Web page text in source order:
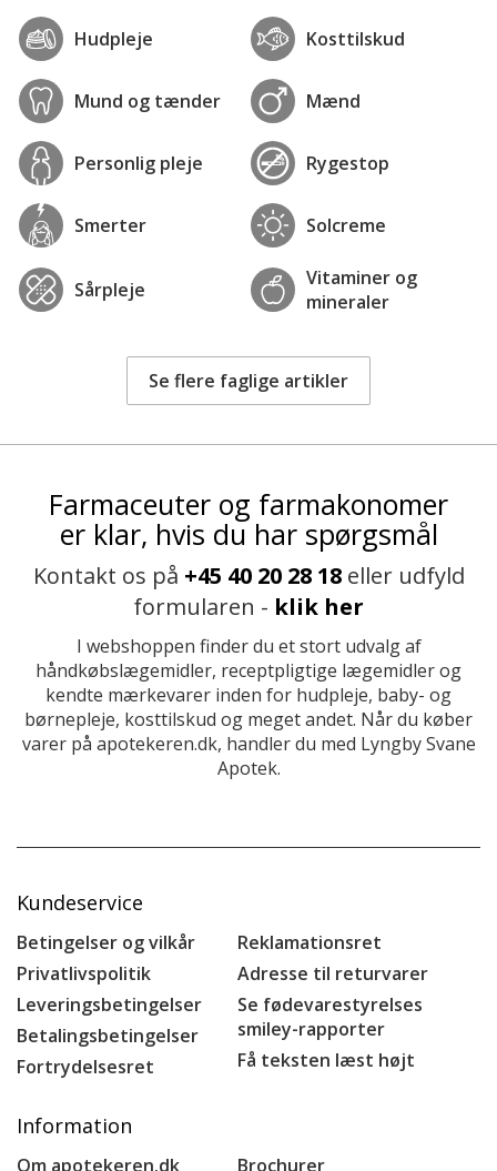
Hudpleje Kosttilskud
Mund og tænder Mænd
Personlig pleje Rygestop
Smerter Solcreme
Sårpleje
Vitaminer og
mineraler
Se flere faglige artikler
Farmaceuter og farmakonomer
er klar, hvis du har spørgsmål
Kontakt os på +45 40 20 28 18eller udfyld
formularen - klik her
I webshoppen finder du et stort udvalg af
håndkøbslægemidler, receptpligtige lægemidler og
kendte mærkevarer inden for hudpleje, baby- og
børnepleje, kosttilskud og meget andet. Når du køber
varer på apotekeren.dk, handler du med Lyngby Svane
Apotek.
Kundeservice
Betingelser og vilkår
Privatlivspolitik
Leveringsbetingelser
Betalingsbetingelser
Fortrydelsesret
Reklamationsret
Adresse til returvarer
Se fødevarestyrelses
smiley-rapporter
Få teksten læst højt
Information
Om apotekeren.dk
Brochurer